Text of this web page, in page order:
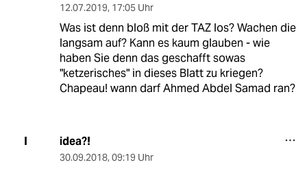
12.07.2019, 17:05 Uhr
Was ist denn bloß mit der TAZ los? Wachen die
langsam auf? Kann es kaum glauben - wie
haben Sie denn das geschafft sowas
"ketzerisches" in dieses Blatt zu kriegen?
Chapeau! wann darf Ahmed Abdel Samad ran?
I idea?!
30.09.2018, 09:19 Uhr